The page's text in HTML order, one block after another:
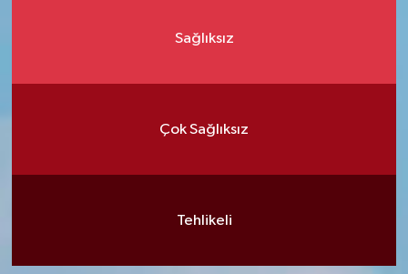
Sağlıksız
Çok Sağlıksız
Tehlikeli